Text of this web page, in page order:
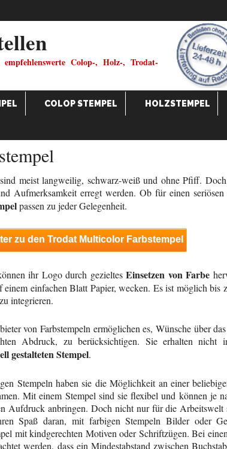
Colop-, Holz-, Trodat-
COLOP STEMPEL HOLZSTEMPEL
meist langweilig, schwarz-weiß und ohne Pfiff.
Aufmerksamkeit erregt werden. Ob für einen
passen zu jeder Gelegenheit.
zu den Trodat Multicolor Farbstempel
ihr Logo durch gezieltes Einsetzen von Farbe
einem einfachen Blatt Papier, wecken. Es ist möglich bis
integrieren.
von Farbstempeln ermöglichen es, Wünsche über
Abdruck, zu berücksichtigen. Sie erhalten nicht
gestalteten Stempel.
Stempeln haben sie die Möglichkeit an einer
Mit einem Stempel sind sie flexibel und können je
Aufdruck anbringen. Doch nicht nur für die Arbeitswelt
Spaß daran, mit farbigen Stempeln Bilder oder
mit kindgerechten Motiven oder Schriftzügen. Bei
werden, dass ein Mindestabstand zwischen